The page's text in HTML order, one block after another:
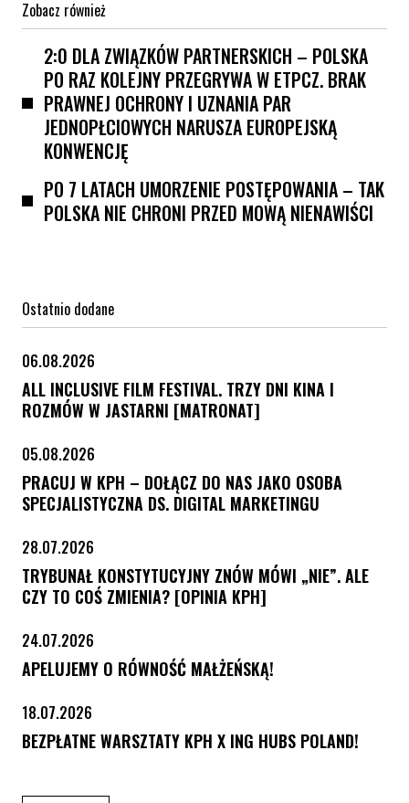
Zobacz również
2:0 DLA ZWIĄZKÓW PARTNERSKICH – POLSKA
PO RAZ KOLEJNY PRZEGRYWA W ETPCZ. BRAK
PRAWNEJ OCHRONY I UZNANIA PAR
JEDNOPŁCIOWYCH NARUSZA EUROPEJSKĄ
KONWENCJĘ
PO 7 LATACH UMORZENIE POSTĘPOWANIA – TAK
POLSKA NIE CHRONI PRZED MOWĄ NIENAWIŚCI
Ostatnio dodane
06.08.2026
ALL INCLUSIVE FILM FESTIVAL. TRZY DNI KINA I
ROZMÓW W JASTARNI [MATRONAT]
05.08.2026
PRACUJ W KPH – DOŁĄCZ DO NAS JAKO OSOBA
SPECJALISTYCZNA DS. DIGITAL MARKETINGU
28.07.2026
TRYBUNAŁ KONSTYTUCYJNY ZNÓW MÓWI „NIE”. ALE
CZY TO COŚ ZMIENIA? [OPINIA KPH]
24.07.2026
APELUJEMY O RÓWNOŚĆ MAŁŻEŃSKĄ!
18.07.2026
BEZPŁATNE WARSZTATY KPH X ING HUBS POLAND!